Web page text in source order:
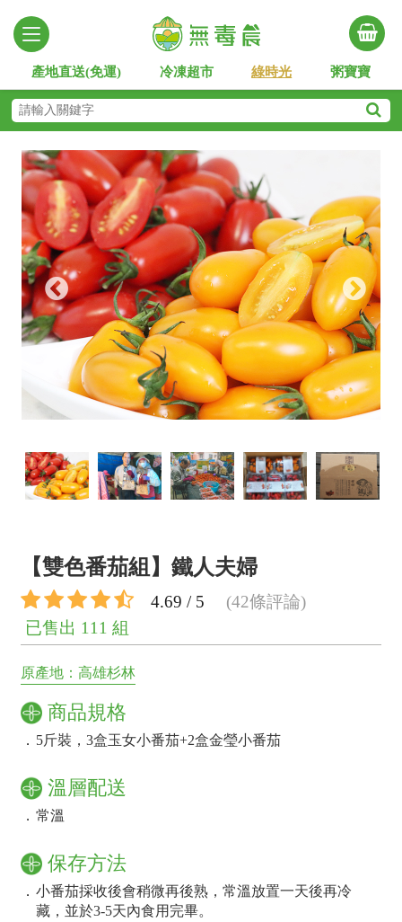
產地直送(免運) 冷凍超市 綠時光 粥寶寶
【雙色番茄組】鐵人夫婦
4.69 / 5
(42條評論)
已售出 111 組
原產地：高雄杉林
商品規格
． 5斤裝，3盒玉女小番茄+2盒金瑩小番茄
溫層配送
． 常溫
保存方法
． 小番茄採收後會稍微再後熟，常溫放置一天後再冷
藏，並於3-5天內食用完畢。